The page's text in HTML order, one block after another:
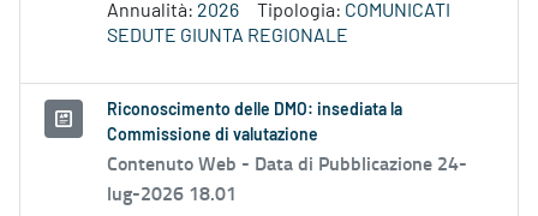
Annualità: 2026 Tipologia: COMUNICATI
SEDUTE GIUNTA REGIONALE
Riconoscimento delle DMO: insediata la
Commissione di valutazione
Contenuto Web - Data di Pubblicazione 24-
lug-2026 18.01